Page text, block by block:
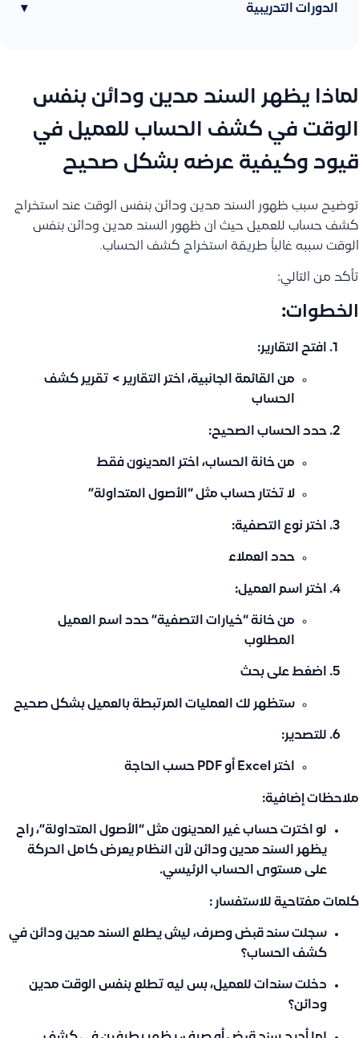
الدورات التدريبية ▾
لماذا يظهر السند مدين ودائن بنفس
الوقت في كشف الحساب للعميل في
قيود وكيفية عرضه بشكل صحيح
توضيح سبب ظهور السند مدين ودائن بنفس الوقت عند استخراج
كشف حساب للعميل حيث ان ظهور السند مدين ودائن بنفس
الوقت سببه غالباً طريقة استخراج كشف الحساب.
تأكد من التالي:
الخطوات:
افتح التقارير:
من القائمة الجانبية، اختر التقارير > تقرير كشف
الحساب
حدد الحساب الصحيح:
من خانة الحساب، اختر المدينون فقط
لا تختار حساب مثل “الأصول المتداولة”
اختر نوع التصفية:
حدد العملاء
اختر اسم العميل:
من خانة “خيارات التصفية” حدد اسم العميل
المطلوب
اضغط على بحث
ستظهر لك العمليات المرتبطة بالعميل بشكل صحيح
للتصدير:
اختر Excel أو PDF حسب الحاجة
ملاحظات إضافية:
لو اخترت حساب غير المدينون مثل “الأصول المتداولة”، راح
يظهر السند مدين ودائن لأن النظام يعرض كامل الحركة
على مستوى الحساب الرئيسي.
كلمات مفتاحية للاستفسار :
سجلت سند قبض وصرف، ليش يطلع السند مدين ودائن في
كشف الحساب؟
دخلت سندات للعميل، بس ليه تطلع بنفس الوقت مدين
ودائن؟